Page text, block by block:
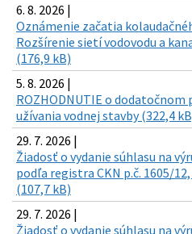
6. 8. 2026 |
Oznámenie začatia
Rozšírenie sietí vodovodu a
(176,9 kB)
5. 8. 2026 |
ROZHODNUTIE o
užívania vodnej stavby (322,4
29. 7. 2026 |
Žiadosť o vydanie súhlasu na
podľa registra CKN p.č. 1605/
(107,7 kB)
29. 7. 2026 |
Žiadosť o vydanie súhlasu na